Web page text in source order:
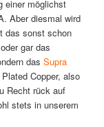
einer möglichst
Aber diesmal wird
das sonst schon
gar das
das Supra
Copper, also
Recht rück auf
stets in unserem